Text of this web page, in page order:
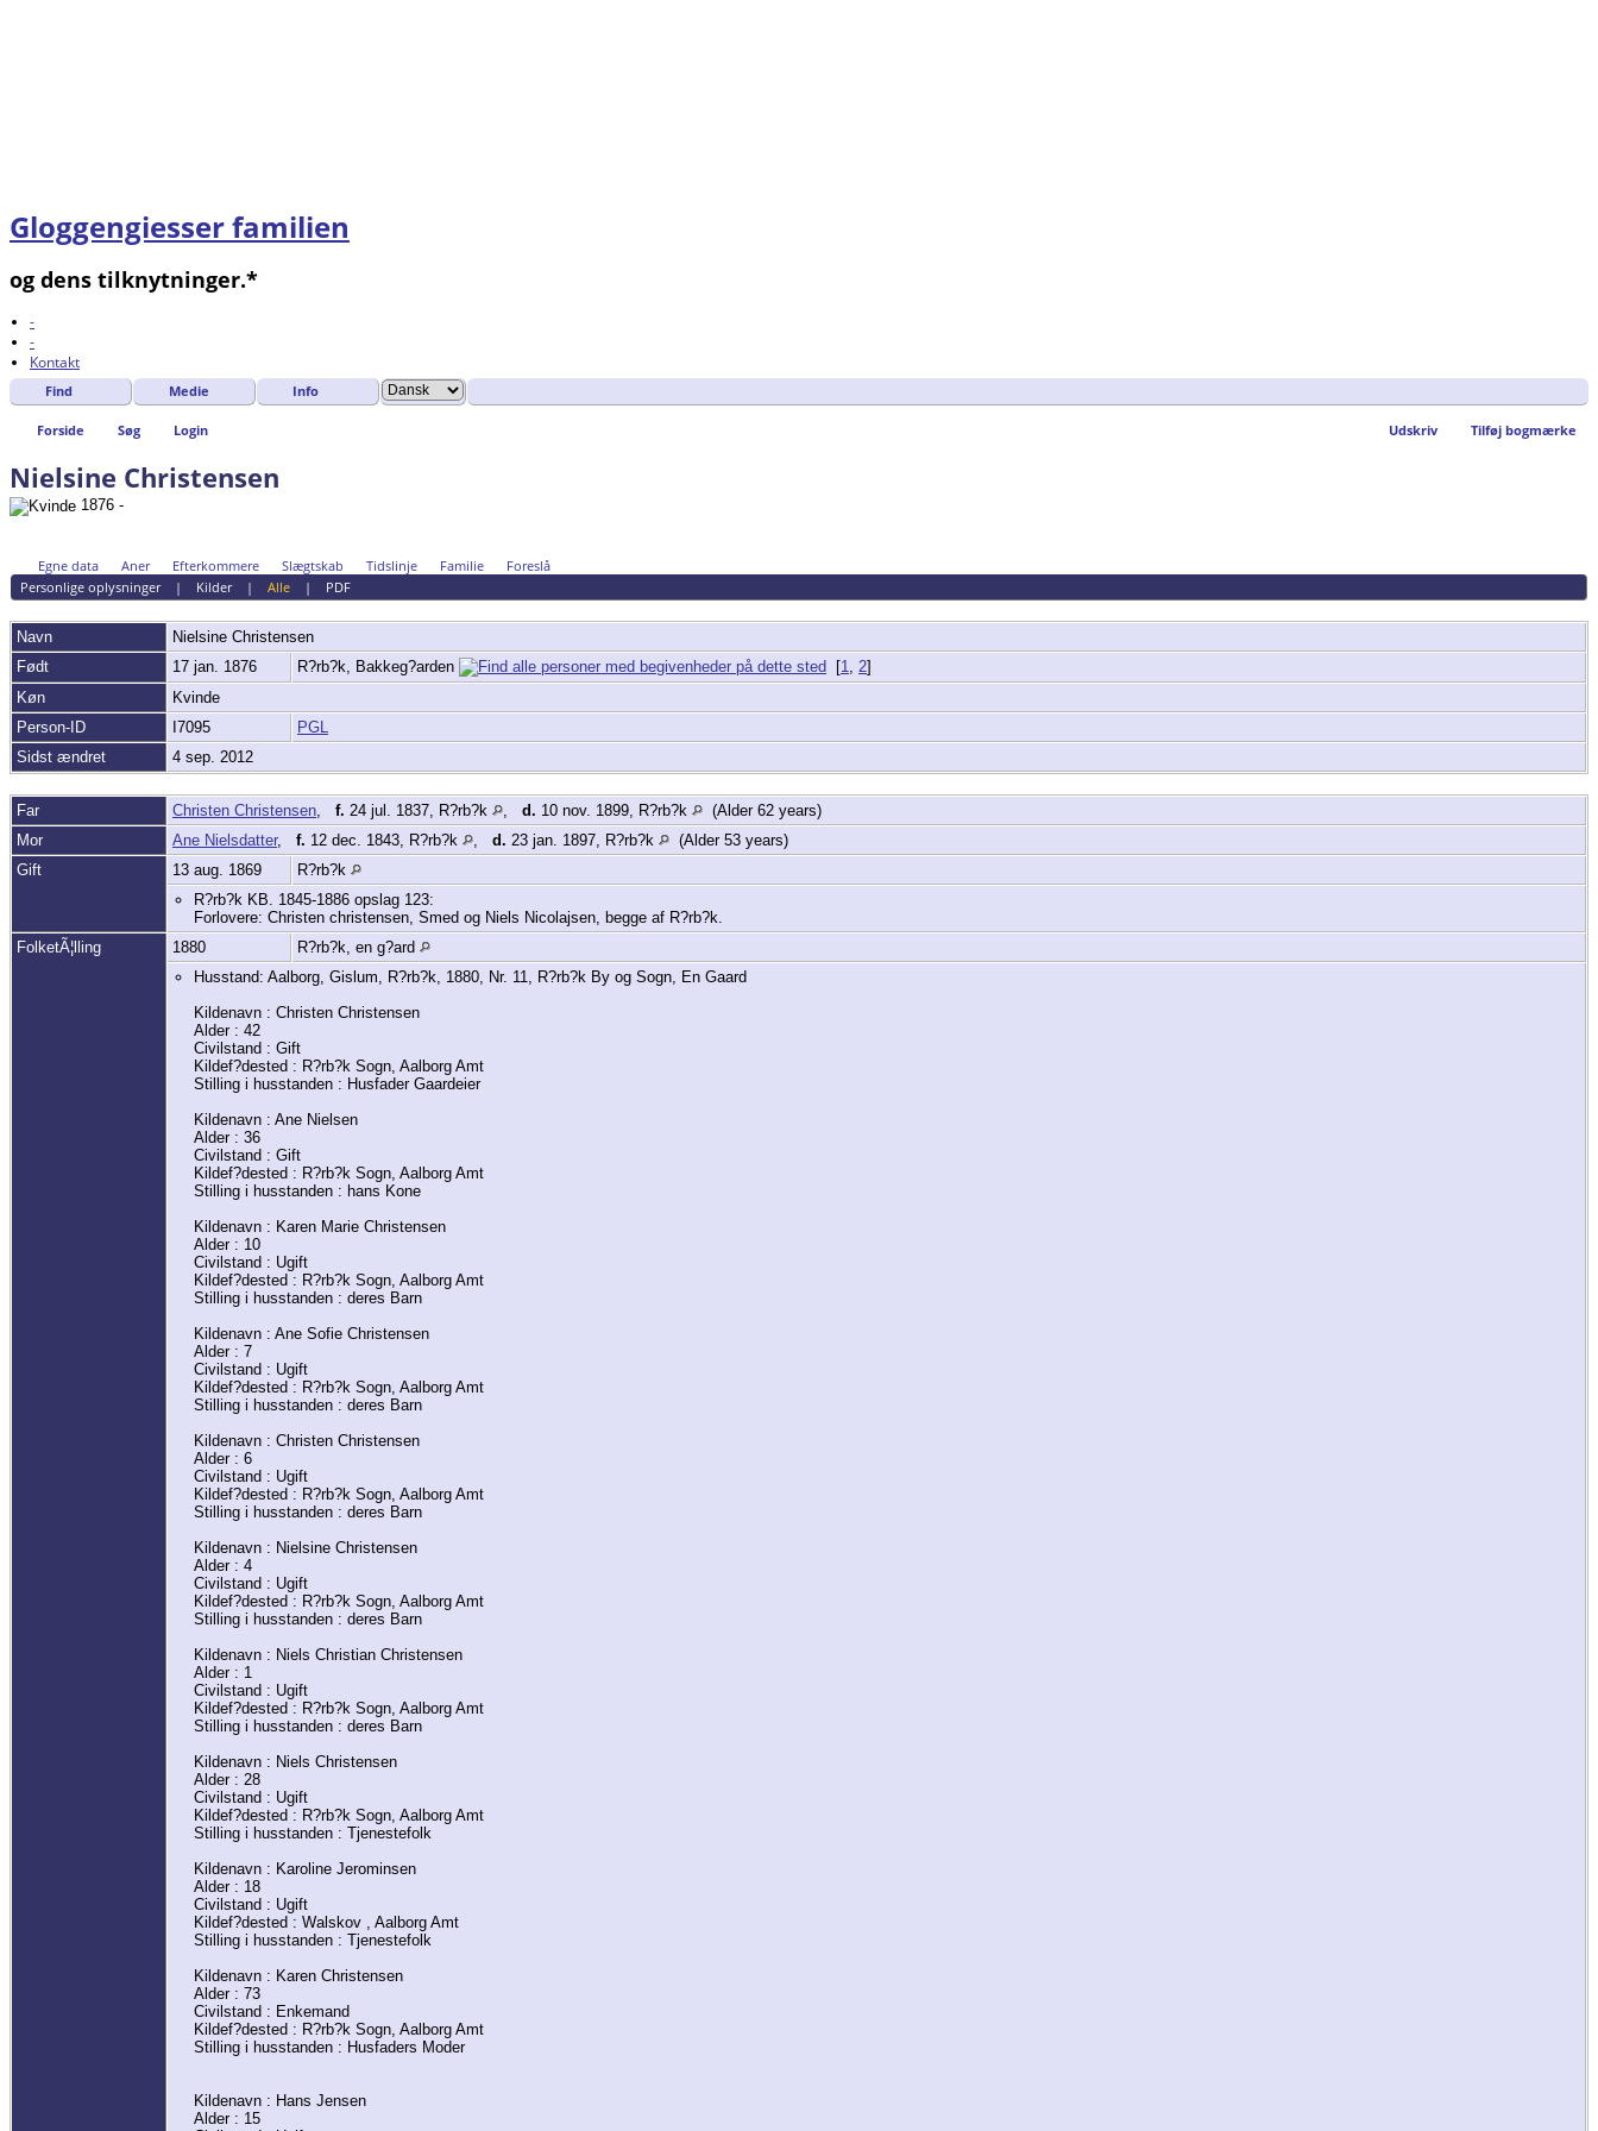
Gloggengiesser familien
og dens tilknytninger.*
-
-
Kontakt
Find Medie Info
Forside Søg Login Udskriv Tilføj bogmærke
Nielsine Christensen
1876 -
Egne data Aner Efterkommere Slægtskab Tidslinje Familie
Foreslå
Personlige oplysninger| Kilder| Alle| PDF
Navn Nielsine Christensen
Født
17 jan. 1876 R?rb?k, Bakkeg?arden [1, 2]
Køn
Kvinde
Person-ID
I7095
PGL
Sidst ændret
4 sep. 2012
Far Christen Christensen, f. 24 jul. 1837, R?rb?k , d. 10 nov. 1899, R?rb?k
(Alder 62 years)
Mor
Ane Nielsdatter, f. 12 dec. 1843, R?rb?k , d. 23 jan. 1897, R?rb?k
(Alder 53 years)
Gift
13 aug. 1869
R?rb?k
R?rb?k KB. 1845-1886 opslag 123:
Forlovere: Christen christensen, Smed og Niels Nicolajsen, begge af R?rb?k.
FolketÃ¦lling
1880
R?rb?k, en g?ard
Husstand: Aalborg, Gislum, R?rb?k, 1880, Nr. 11, R?rb?k By og Sogn, En Gaard
Kildenavn : Christen Christensen
Alder : 42
Civilstand : Gift
Kildef?dested : R?rb?k Sogn, Aalborg Amt
Stilling i husstanden : Husfader Gaardeier
Kildenavn : Ane Nielsen
Alder : 36
Civilstand : Gift
Kildef?dested : R?rb?k Sogn, Aalborg Amt
Stilling i husstanden : hans Kone
Kildenavn : Karen Marie Christensen
Alder : 10
Civilstand : Ugift
Kildef?dested : R?rb?k Sogn, Aalborg Amt
Stilling i husstanden : deres Barn
Kildenavn : Ane Sofie Christensen
Alder : 7
Civilstand : Ugift
Kildef?dested : R?rb?k Sogn, Aalborg Amt
Stilling i husstanden : deres Barn
Kildenavn : Christen Christensen
Alder : 6
Civilstand : Ugift
Kildef?dested : R?rb?k Sogn, Aalborg Amt
Stilling i husstanden : deres Barn
Kildenavn : Nielsine Christensen
Alder : 4
Civilstand : Ugift
Kildef?dested : R?rb?k Sogn, Aalborg Amt
Stilling i husstanden : deres Barn
Kildenavn : Niels Christian Christensen
Alder : 1
Civilstand : Ugift
Kildef?dested : R?rb?k Sogn, Aalborg Amt
Stilling i husstanden : deres Barn
Kildenavn : Niels Christensen
Alder : 28
Civilstand : Ugift
Kildef?dested : R?rb?k Sogn, Aalborg Amt
Stilling i husstanden : Tjenestefolk
Kildenavn : Karoline Jerominsen
Alder : 18
Civilstand : Ugift
Kildef?dested : Walskov , Aalborg Amt
Stilling i husstanden : Tjenestefolk
Kildenavn : Karen Christensen
Alder : 73
Civilstand : Enkemand
Kildef?dested : R?rb?k Sogn, Aalborg Amt
Stilling i husstanden : Husfaders Moder
Kildenavn : Hans Jensen
Alder : 15